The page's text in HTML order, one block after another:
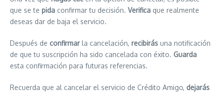
que se te pida confirmar tu decisión. Verifica que realmente
deseas dar de baja el servicio.
Después de confirmarla cancelación, recibirás una notificación
de que tu suscripción ha sido cancelada con éxito. Guarda
esta confirmación para futuras referencias.
Recuerda que al cancelar el servicio de Crédito Amigo, dejarás